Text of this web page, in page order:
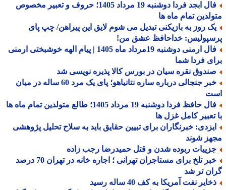
فال ابجد فردا دوشنبه 19 مرداد 1405؛ حروف و تعبیر مخصوص
تمام ماه ها
روز به بازیکنی تبدیل می شوم لایق این پیراهن/ چپ پای
خداحافظ عشق من!
فال ارمنی دوشنبه 19مرداد ماه 1405 | پیام الهه خوشبختی ارمنی
فردا شما
نقره سیان در بورس کالا پذیره نویسی شد
خبر جنجالی درباره ساره نتانیاهو؛ پای یک مرد 60 ساله در میان
فال حافظ فردا دوشنبه 19 مرداد 1405؛ طالع متولدین تمام ماه ها
کامل غزل ها
خبرنگاران برای تبیین حقایق باید به سلاح تحلیل پژوهشی
شوند
ربوده شدن و قتل حمیدرضا رجب زاده
خبر تلخ برای مستاجران تهرانی ؛ اجاره خانه در تهران 70 درصد
تر شد
نفت آمریکا به کف 40 ساله رسید